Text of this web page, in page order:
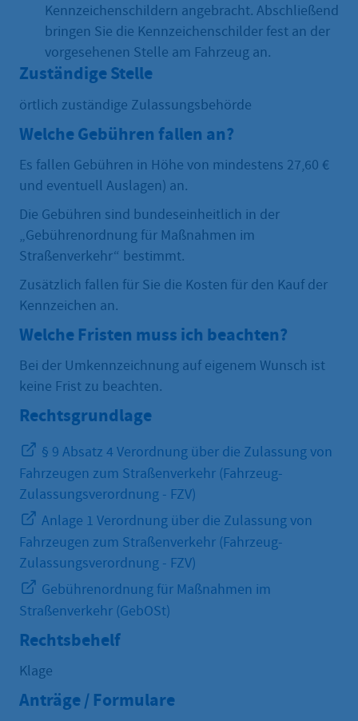
Kennzeichenschildern angebracht. Abschließend
bringen Sie die Kennzeichenschilder fest an der
vorgesehenen Stelle am Fahrzeug an.
Zuständige Stelle
örtlich zuständige Zulassungsbehörde
Welche Gebühren fallen an?
Es fallen Gebühren in Höhe von mindestens 27,60 €
und eventuell Auslagen) an.
Die Gebühren sind bundeseinheitlich in der
„Gebührenordnung für Maßnahmen im
Straßenverkehr“ bestimmt.
Zusätzlich fallen für Sie die Kosten für den Kauf der
Kennzeichen an.
Welche Fristen muss ich beachten?
Bei der Umkennzeichnung auf eigenem Wunsch ist
keine Frist zu beachten.
Rechtsgrundlage
§ 9 Absatz 4 Verordnung über die Zulassung von
Fahrzeugen zum Straßenverkehr (Fahrzeug-
Zulassungsverordnung - FZV)
Anlage 1 Verordnung über die Zulassung von
Fahrzeugen zum Straßenverkehr (Fahrzeug-
Zulassungsverordnung - FZV)
Gebührenordnung für Maßnahmen im
Straßenverkehr (GebOSt)
Rechtsbehelf
Klage
Anträge / Formulare